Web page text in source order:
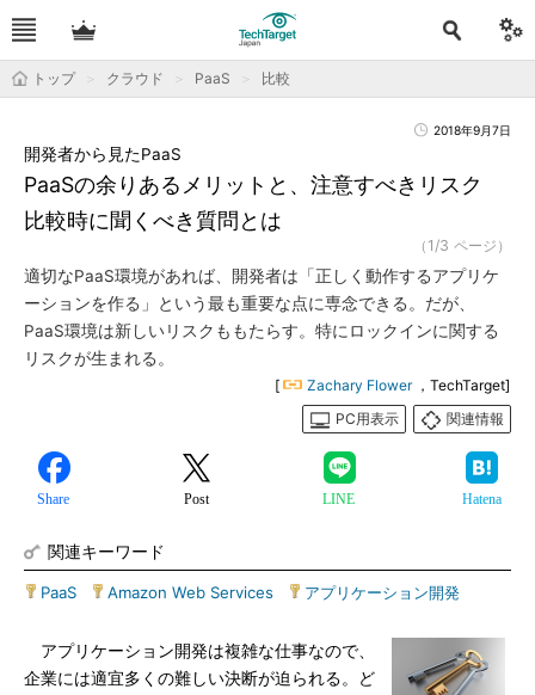
トップ クラウド PaaS 比較
2018年9月7日
PaaSの余りあるメリットと、注意すべきリスク
比較時に聞くべき質問とは
開発者から見たPaaS
（1/3 ページ）
適切なPaaS環境があれば、開発者は「正しく動作するアプリケ
ーションを作る」という最も重要な点に専念できる。だが、
PaaS環境は新しいリスクももたらす。特にロックインに関する
リスクが生まれる。
[ Zachary Flower ，TechTarget]
PC用表示
関連情報
Share Post LINE Hatena
関連キーワード
PaaS Amazon Web Services アプリケーション開発
アプリケーション開発は複雑な仕事なので、
企業には適宜多くの難しい決断が迫られる。ど